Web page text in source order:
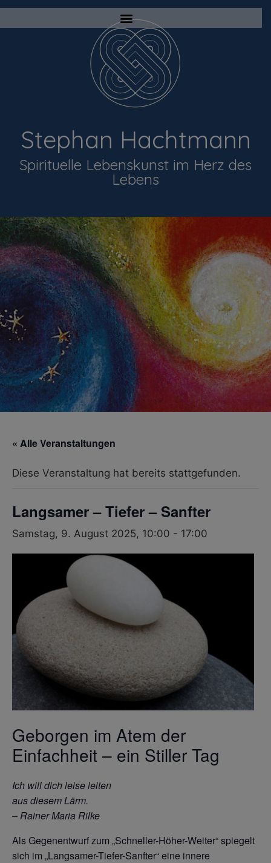
Stephan Hachtmann
Spirituelle Lebenskunst im Herz des
Lebens
« Alle Veranstaltungen
Diese Veranstaltung hat bereits stattgefunden.
Langsamer – Tiefer – Sanfter
Samstag, 9. August 2025, 10:00 - 17:00
Geborgen im Atem der
Einfachheit – ein Stiller Tag
Ich will dich leise leiten
aus diesem Lärm.
– Rainer Maria Rilke
Als Gegenentwurf zum „Schneller-Höher-Weiter“ spiegelt
sich im „Langsamer-Tiefer-Sanfter“ eine innere